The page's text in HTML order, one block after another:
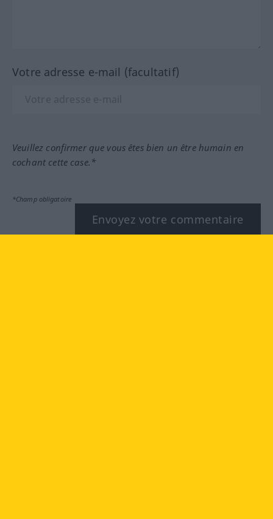
Votre adresse e-mail (facultatif)
Veuillez confirmer que vous êtes bien un être humain en
cochant cette case.*
*Champ obligatoire
Envoyez votre commentaire